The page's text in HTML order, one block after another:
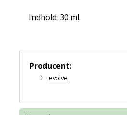
Indhold: 30 ml.
Producent:
evolve